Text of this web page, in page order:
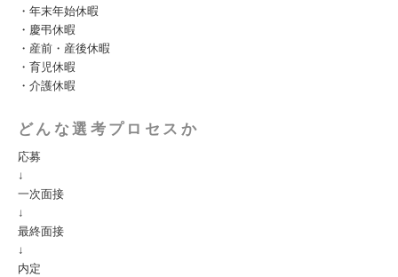
・年末年始休暇
・慶弔休暇
・産前・産後休暇
・育児休暇
・介護休暇
どんな選考プロセスか
応募
↓
一次面接
↓
最終面接
↓
内定